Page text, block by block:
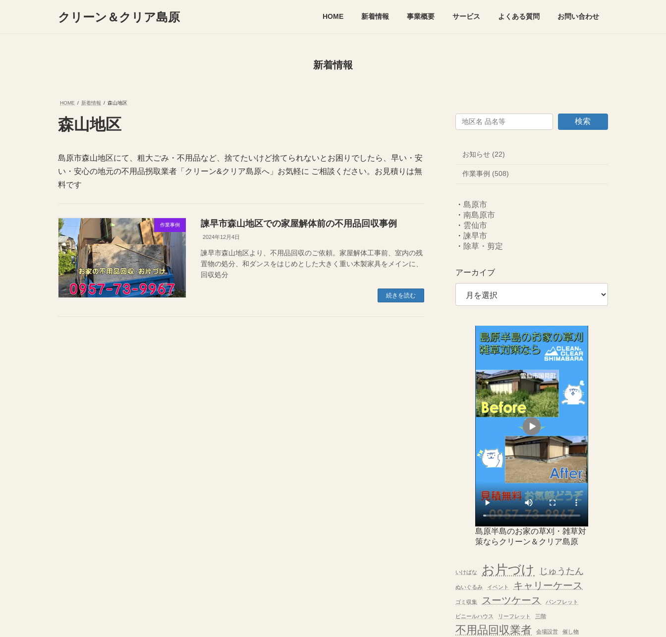
クリーン＆クリア島原 HOME 新着情報 事業概要 サービス よくある質問 お問い合わせ
新着情報
HOME 新着情報 森山地区
森山地区
島原市森山地区にて、粗大ごみ・不用品など、捨てたいけど捨てられないとお困りでしたら、早い・安
い・安心の地元の不用品拐取業者「クリーン&クリア島原へ」お気軽に ご相談ください。お見積りは無
料です
作業事例 諫早市森山地区での家屋解体前の不用品回収事例
2024年12月4日
諫早市森山地区より、不用品回収のご依頼。家屋解体工事前、室内の残
置物の処分、和ダンスをはじめとした大きく重い木製家具をメインに、
回収処分
続きを読む
検索
お知らせ (22)
作業事例 (508)
・島原市
・南島原市
・ 雲仙市
・諫早市
・ 除草・剪定
アーカイブ
島原半島のお家の草刈・雑草対
策ならクリーン＆クリア島原
いけばな お片づけ じゅうたん
ぬいぐるみ イベント キャリーケース
ゴミ収集 スーツケース パンフレット
ビニールハウス リーフレット 三階
不用品回収業者 会場設営 催し物